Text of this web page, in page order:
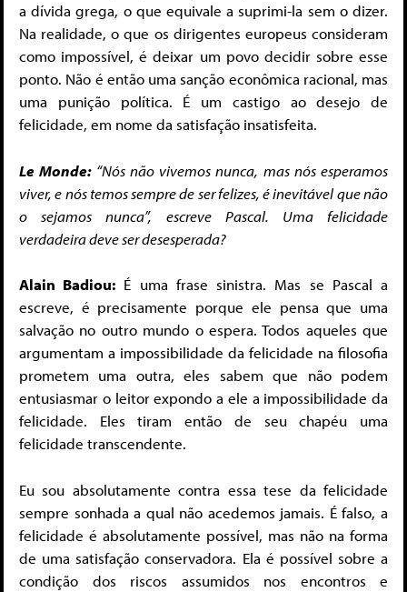
a dívida grega, o que equivale a suprimi-la sem o dizer.
Na realidade, o que os dirigentes europeus consideram
como impossível, é deixar um povo decidir sobre esse
ponto. Não é então uma sanção econômica racional, mas
uma punição política. É um castigo ao desejo de
felicidade, em nome da satisfação insatisfeita.
Le Monde:“Nós não vivemos nunca, mas nós esperamos
viver, e nós temos sempre de ser felizes, é inevitável que não
o sejamos nunca”, escreve Pascal. Uma felicidade
verdadeira deve ser desesperada?
Alain Badiou: É uma frase sinistra. Mas se Pascal a
escreve, é precisamente porque ele pensa que uma
salvação no outro mundo o espera. Todos aqueles que
argumentam a impossibilidade da felicidade na filosofia
prometem uma outra, eles sabem que não podem
entusiasmar o leitor expondo a ele a impossibilidade da
felicidade. Eles tiram então de seu chapéu uma
felicidade transcendente.
Eu sou absolutamente contra essa tese da felicidade
sempre sonhada a qual não acedemos jamais. É falso, a
felicidade é absolutamente possível, mas não na forma
de uma satisfação conservadora. Ela é possível sobre a
condição dos riscos assumidos nos encontros e